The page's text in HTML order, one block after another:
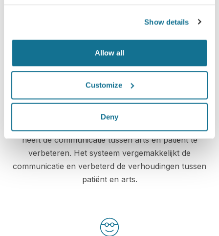
Show details
Allow all
Customize
Deny
Zie je nieuwe ik nu!
Verhoog het niveau van patiëntenzorg
heeft de communicatie tussen arts en patiënt te
verbeteren. Het systeem vergemakkelijkt de
communicatie en verbeterd de verhoudingen tussen
patiënt en arts.